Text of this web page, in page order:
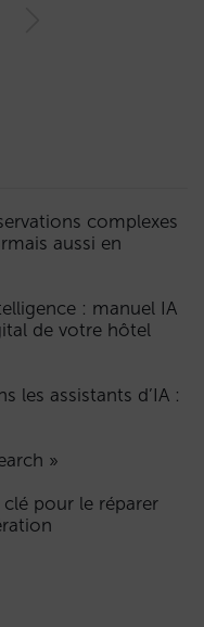
complexes
aussi en
: manuel IA
de votre hôtel
les assistants d’IA :
»
clé pour le réparer